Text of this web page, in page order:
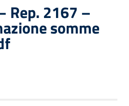
Rep. 2167 –
somme